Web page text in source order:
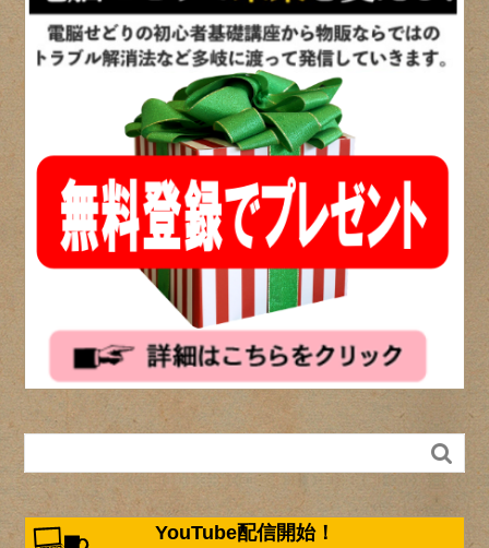

YouTube配信開始！